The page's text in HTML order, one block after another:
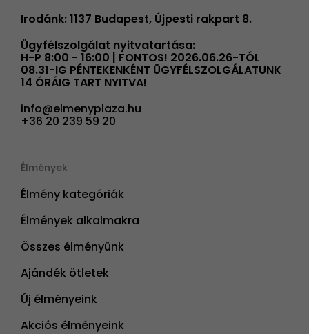
Irodánk: 1137 Budapest, Újpesti rakpart 8.
Ügyfélszolgálat nyitvatartása:
H-P 8:00 - 16:00 | FONTOS! 2026.06.26-TÓL
08.31-IG PÉNTEKENKÉNT ÜGYFÉLSZOLGÁLATUNK
14 ÓRÁIG TART NYITVA!
info@elmenyplaza.hu
+36 20 239 59 20
Élmények
Élmény kategóriák
Élmények alkalmakra
Összes élményünk
Ajándék ötletek
Új élményeink
Akciós élményeink